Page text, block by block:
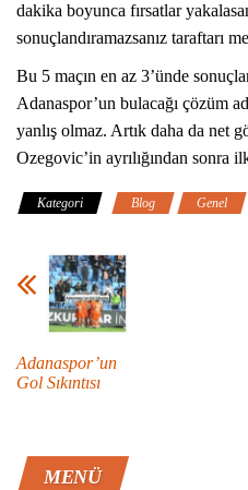
dakika boyunca fırsatlar
sonuçlandıramazsanız taraftarı
Bu 5 maçın en az 3’ünde
Adanaspor’un bulacağı çözüm
yanlış olmaz. Artık daha da net
Ozegovic’in ayrılığından sonra
Kategori Blog Genel
Adanaspor’un
Gol Sıkıntısı
MENÜ